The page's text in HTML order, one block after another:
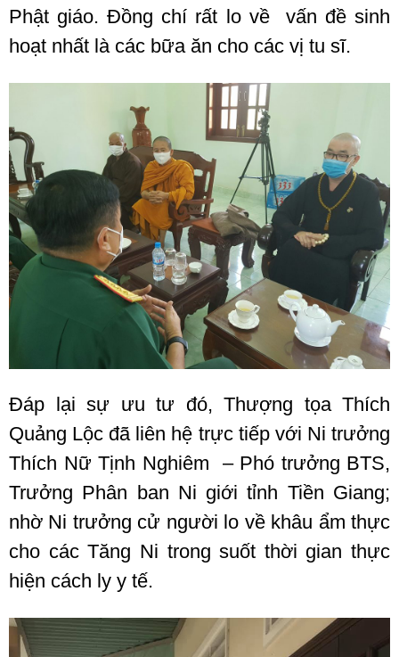
Phật giáo. Đồng chí rất lo về vấn đề sinh
hoạt nhất là các bữa ăn cho các vị tu sĩ.
Đáp lại sự ưu tư đó, Thượng tọa Thích
Quảng Lộc đã liên hệ trực tiếp với Ni trưởng
Thích Nữ Tịnh Nghiêm – Phó trưởng BTS,
Trưởng Phân ban Ni giới tỉnh Tiền Giang;
nhờ Ni trưởng cử người lo về khâu ẩm thực
cho các Tăng Ni trong suốt thời gian thực
hiện cách ly y tế.